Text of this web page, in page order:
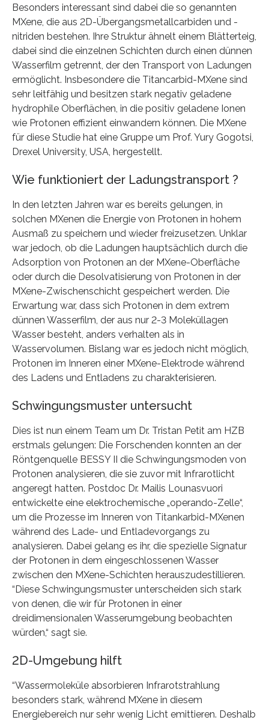
Besonders interessant sind dabei die so genannten
MXene, die aus 2D-Übergangsmetallcarbiden und -
nitriden bestehen. Ihre Struktur ähnelt einem Blätterteig,
dabei sind die einzelnen Schichten durch einen dünnen
Wasserfilm getrennt, der den Transport von Ladungen
ermöglicht. Insbesondere die Titancarbid-MXene sind
sehr leitfähig und besitzen stark negativ geladene
hydrophile Oberflächen, in die positiv geladene Ionen
wie Protonen effizient einwandern können. Die MXene
für diese Studie hat eine Gruppe um Prof. Yury Gogotsi,
Drexel University, USA, hergestellt.
Wie funktioniert der Ladungstransport ?
In den letzten Jahren war es bereits gelungen, in
solchen MXenen die Energie von Protonen in hohem
Ausmaß zu speichern und wieder freizusetzen. Unklar
war jedoch, ob die Ladungen hauptsächlich durch die
Adsorption von Protonen an der MXene-Oberfläche
oder durch die Desolvatisierung von Protonen in der
MXene-Zwischenschicht gespeichert werden. Die
Erwartung war, dass sich Protonen in dem extrem
dünnen Wasserfilm, der aus nur 2-3 Moleküllagen
Wasser besteht, anders verhalten als in
Wasservolumen. Bislang war es jedoch nicht möglich,
Protonen im Inneren einer MXene-Elektrode während
des Ladens und Entladens zu charakterisieren.
Schwingungsmuster untersucht
Dies ist nun einem Team um Dr. Tristan Petit am HZB
erstmals gelungen: Die Forschenden konnten an der
Röntgenquelle BESSY II die Schwingungsmoden von
Protonen analysieren, die sie zuvor mit Infrarotlicht
angeregt hatten. Postdoc Dr. Mailis Lounasvuori
entwickelte eine elektrochemische „operando-Zelle“,
um die Prozesse im Inneren von Titankarbid-MXenen
während des Lade- und Entladevorgangs zu
analysieren. Dabei gelang es ihr, die spezielle Signatur
der Protonen in dem eingeschlossenen Wasser
zwischen den MXene-Schichten herauszudestillieren.
“Diese Schwingungsmuster unterscheiden sich stark
von denen, die wir für Protonen in einer
dreidimensionalen Wasserumgebung beobachten
würden,“ sagt sie.
2D-Umgebung hilft
“Wassermoleküle absorbieren Infrarotstrahlung
besonders stark, während MXene in diesem
Energiebereich nur sehr wenig Licht emittieren. Deshalb